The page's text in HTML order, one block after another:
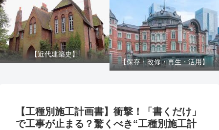
【近代建築史】
【保存・改修・再生・活用】
【工種別施工計画書】衝撃！「書くだけ」
で工事が止まる？驚くべき“工種別施工計